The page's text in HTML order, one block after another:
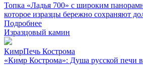
Топка «Ладья 700» с широким
которое изразцы бережно сохраняют
Подробнее
Изразцовый камин
КимрПечь Кострома
«Кимр Кострома»: Душа русской печи